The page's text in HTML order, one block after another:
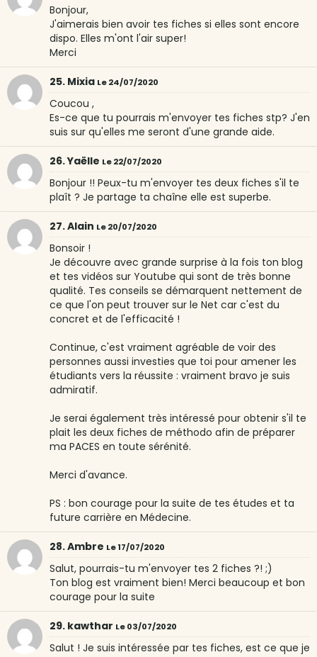
Bonjour,
J'aimerais bien avoir tes fiches si elles sont encore
dispo. Elles m'ont l'air super!
Merci
25. Mixia Le 24/07/2020
Coucou ,
Es-ce que tu pourrais m'envoyer tes fiches stp? J'en
suis sur qu'elles me seront d'une grande aide.
26. Yaëlle Le 22/07/2020
Bonjour !! Peux-tu m'envoyer tes deux fiches s'il te
plaît ? Je partage ta chaîne elle est superbe.
27. Alain Le 20/07/2020
Bonsoir !
Je découvre avec grande surprise à la fois ton blog
et tes vidéos sur Youtube qui sont de très bonne
qualité. Tes conseils se démarquent nettement de
ce que l'on peut trouver sur le Net car c'est du
concret et de l'efficacité !
Continue, c'est vraiment agréable de voir des
personnes aussi investies que toi pour amener les
étudiants vers la réussite : vraiment bravo je suis
admiratif.
Je serai également très intéressé pour obtenir s'il te
plait les deux fiches de méthodo afin de préparer
ma PACES en toute sérénité.
Merci d'avance.
PS : bon courage pour la suite de tes études et ta
future carrière en Médecine.
28. Ambre Le 17/07/2020
Salut, pourrais-tu m'envoyer tes 2 fiches ?! ;)
Ton blog est vraiment bien! Merci beaucoup et bon
courage pour la suite
29. kawthar Le 03/07/2020
Salut ! Je suis intéressée par tes fiches, est ce que je